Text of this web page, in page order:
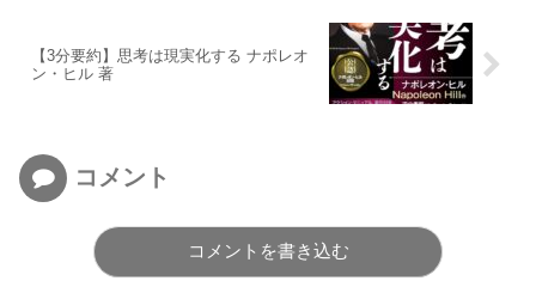
【3分要約】思考は現実化する ナポレオ
ン・ヒル 著
コメント
コメントを書き込む